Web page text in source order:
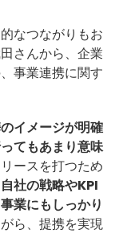
なつながりもお
さんから、企業
事業連携に関す
イメージが明確
てもあまり意味
ースを打つため
自社の戦略やKPI
業にもしっかり
ら、提携を実現